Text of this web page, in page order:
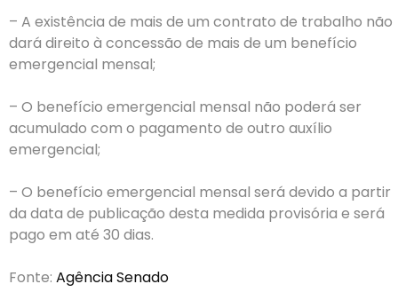
– A existência de mais de um contrato de trabalho não
dará direito à concessão de mais de um benefício
emergencial mensal;
– O benefício emergencial mensal não poderá ser
acumulado com o pagamento de outro auxílio
emergencial;
– O benefício emergencial mensal será devido a partir
da data de publicação desta medida provisória e será
pago em até 30 dias.
Fonte: Agência Senado